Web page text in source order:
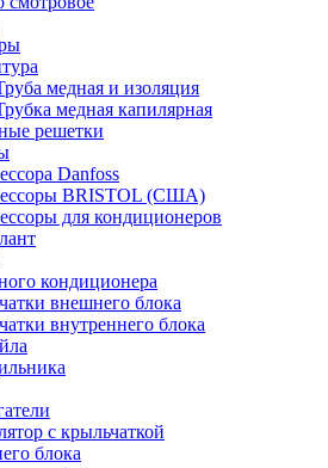
медная и изоляция
медная капилярная
решетки
Danfoss
BRISTOL (США)
для кондиционеров
кондиционера
внешнего блока
внутреннего блока
с крыльчаткой
блока